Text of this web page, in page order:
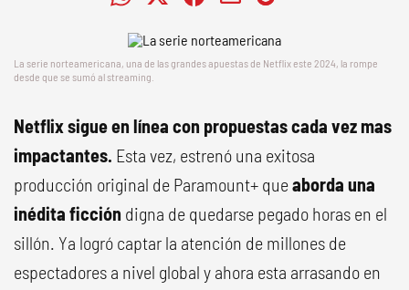
La serie norteamericana, una de las grandes apuestas de Netflix este 2024, la rompe
desde que se sumó al streaming.
Netflix sigue en línea con propuestas cada vez mas
impactantes. Esta vez, estrenó una exitosa
producción original de Paramount+ queaborda una
inédita ficción digna de quedarse pegado horas en el
sillón. Ya logró captar la atención de millones de
espectadores a nivel global y ahora esta arrasando en